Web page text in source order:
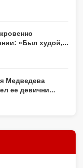
«Был худой,...
Медведева
ее девични...